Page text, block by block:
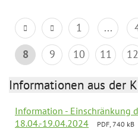
1 ...
8
9 10 11 12
Informationen aus der
Information - Einschränkung
18.04.-19.04.2024
PDF, 740 kB